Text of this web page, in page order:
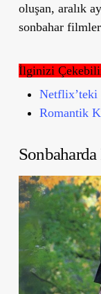
oluşan, aralık
sonbahar
İlginizi
Netflix’teki
Romantik